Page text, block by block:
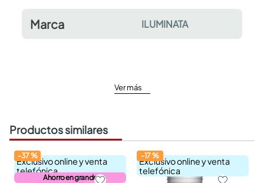
Marca ILUMINATA
Ver más
Productos similares
Exclusivo online y venta
telefónica
Ahorro en grande
-37%
Exclusivo online y venta
telefónica
-17%